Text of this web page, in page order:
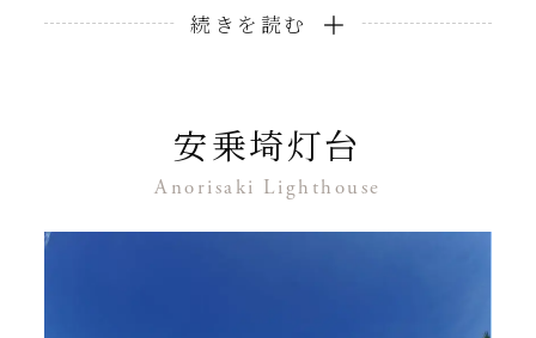
照明施設がない為、日暮れ後は注
ホテルから 車で約15分
安乗埼灯台
Anorisaki Lighthouse